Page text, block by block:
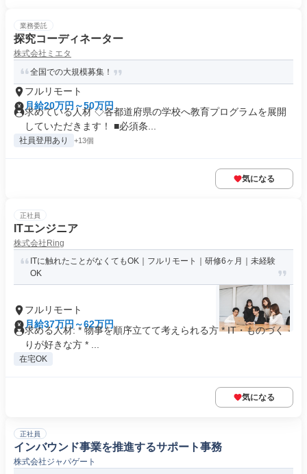
業務委託
探究コーディネーター
株式会社ミエタ
全国での大規模募集！
フルリモート
月給20万円～50万円
求めている人材 ◇各都道府県の学校へ教育プログラムを展開
していただきます！ ■必須条...
社員登用あり +13個
気になる
正社員
ITエンジニア
株式会社Ring
ITに触れたことがなくてもOK｜フルリモート｜研修6ヶ月｜未経験
OK
フルリモート
月給37万円～62万円
求める人材: * 物事を順序立てて考えられる方 * IT・ものづく
りが好きな方 * ...
在宅OK
気になる
正社員
インバウンド事業を推進するサポート事務
株式会社ジャパゲート